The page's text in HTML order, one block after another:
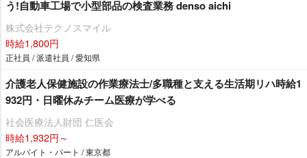
う!自動車工場で小型部品の検査業務 denso aichi
株式会社テクノスマイル
時給1,800円
正社員 / 派遣社員 / 愛知県
介護老人保健施設の作業療法士/多職種と支える生活期リハ時給1
932円・日曜休みチーム医療が学べる
社会医療法人財団 仁医会
時給1,932円～
アルバイト・パート / 東京都